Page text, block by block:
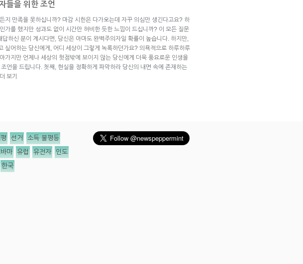
들을 위한 조언
지 만족을 못하십니까? 마감 시한은 다가오는데 자꾸 의심만 생긴다고요? 하
가를 했지만 성과도 없이 시간만 허비한 듯한 느낌이 드십니까? 이 모든 질문
답하신 분이 계시다면, 당신은 아마도 완벽주의자일 확률이 높습니다. 하지만,
싶어하는 당신에게, 어디 세상이 그렇게 녹록하던가요? 의욕적으로 하루하루
가지만 언제나 세상의 헛점밖에 보이지 않는 당신에게 더욱 풍요로운 인생을
언을 드립니다. 첫째, 현실을 정확하게 파악하라 당신의 내면 속에 존재하는
더 보기
선거 소득 불평등
마 유럽 유전자 인도
한국